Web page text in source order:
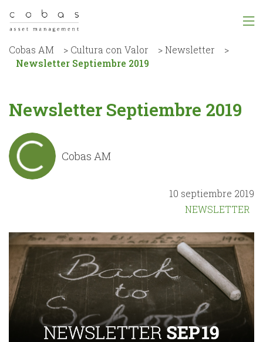
Cobas AM > Cultura con Valor >Newsletter
>
Newsletter Septiembre 2019
Newsletter Septiembre 2019
Cobas AM
10 septiembre 2019
NEWSLETTER